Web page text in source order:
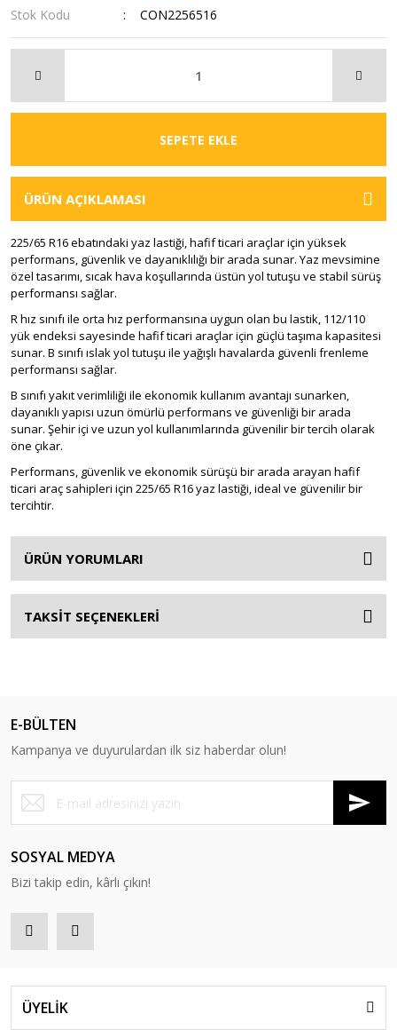
Stok Kodu
CON2256516
SEPETE EKLE
ÜRÜN AÇIKLAMASI
225/65 R16 ebatındaki yaz lastiği, hafif ticari araçlar için yüksek
performans, güvenlik ve dayanıklılığı bir arada sunar. Yaz mevsimine
özel tasarımı, sıcak hava koşullarında üstün yol tutuşu ve stabil sürüş
performansı sağlar.
R hız sınıfı ile orta hız performansına uygun olan bu lastik, 112/110
yük endeksi sayesinde hafif ticari araçlar için güçlü taşıma kapasitesi
sunar. B sınıfı ıslak yol tutuşu ile yağışlı havalarda güvenli frenleme
performansı sağlar.
B sınıfı yakıt verimliliği ile ekonomik kullanım avantajı sunarken,
dayanıklı yapısı uzun ömürlü performans ve güvenliği bir arada
sunar. Şehir içi ve uzun yol kullanımlarında güvenilir bir tercih olarak
öne çıkar.
Performans, güvenlik ve ekonomik sürüşü bir arada arayan hafif
ticari araç sahipleri için 225/65 R16 yaz lastiği, ideal ve güvenilir bir
tercihtir.
ÜRÜN YORUMLARI
TAKSİT SEÇENEKLERİ
E-BÜLTEN
Kampanya ve duyurulardan ilk siz haberdar olun!
SOSYAL MEDYA
Bizi takip edin, kârlı çıkın!
ÜYELİK